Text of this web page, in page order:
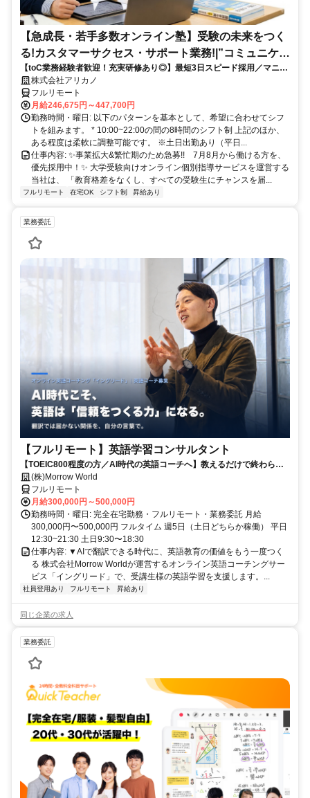
【急成長・若手多数オンライン塾】受験の未来をつく
る!カスタマーサクセス・サポート業務!|”コミュニケー
ション”が好きな方!|「フルリモート勤務」
【toC業務経験者歓迎！充実研修あり◎】最短3日スピード採用／マニュ
アル化が進んでいて、迷わず働ける環境です！
株式会社アリカノ
フルリモート
月給246,675円～447,700円
勤務時間・曜日: 以下のパターンを基本として、希望に合わせてシフ
トを組みます。 * 10:00~22:00の間の8時間のシフト制 上記のほか、
ある程度は柔軟に調整可能です。 ※土日出勤あり（平日...
仕事内容: ✨️事業拡大&繁忙期のため急募!! 7月8月から働ける方を、
優先採用中！✨️ 大学受験向けオンライン個別指導サービスを運営する
当社は、 「教育格差をなくし、すべての受験生にチャンスを届...
フルリモート 在宅OK シフト制 昇給あり
業務委託
【フルリモート】英語学習コンサルタント
【TOEIC800程度の方／AI時代の英語コーチへ】教えるだけで終わらな
い。受講生の学習習慣と“自分の言葉で伝える力”を育てるお仕事です
(株)Morrow World
フルリモート
月給300,000円～500,000円
勤務時間・曜日: 完全在宅勤務・フルリモート・業務委託 月給
300,000円〜500,000円 フルタイム 週5日（土日どちらか稼働） 平日
12:30~21:30 土日9:30〜18:30
仕事内容: ▼AIで翻訳できる時代に、英語教育の価値をもう一度つく
る 株式会社Morrow Worldが運営するオンライン英語コーチングサー
ビス「イングリード」で、受講生様の英語学習を支援します。...
社員登用あり フルリモート 昇給あり
同じ企業の求人
業務委託